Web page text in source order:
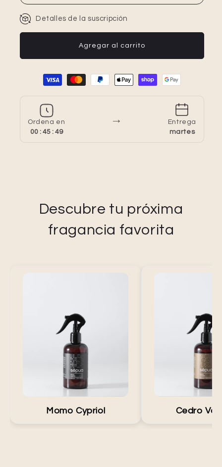
Detalles de la suscripción
Agregar al carrito
Formas de pago
Ordena en
00 : 45 : 48
→
Entrega
martes
Descubre tu próxima
fragancia favorita
Momo Cypriol
crea un ambiente cálido, elegante
y moderno. Inspirado en Santal 33,
aporta un toque de lujo y distinción
a cualquier espacio. Ideal para
salas, recámaras u oficinas,
perfecto para momentos de
relajación o reuniones donde
buscas una atmósfera acogedora y
memorable.
Cedro
un ambiente
con
amaderado aporta
calidez en cada
para salas,
perfecta para
relajación o
buscas una